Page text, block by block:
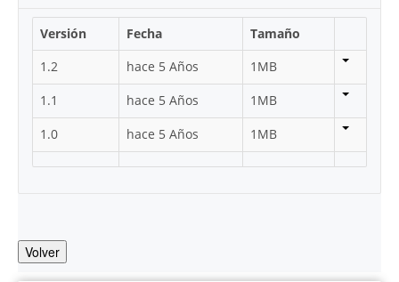
Versión Fecha
Tamaño
1.2
hace 5 Años
1MB
1.1
hace 5 Años
1MB
1.0
hace 5 Años 1MB
Volver